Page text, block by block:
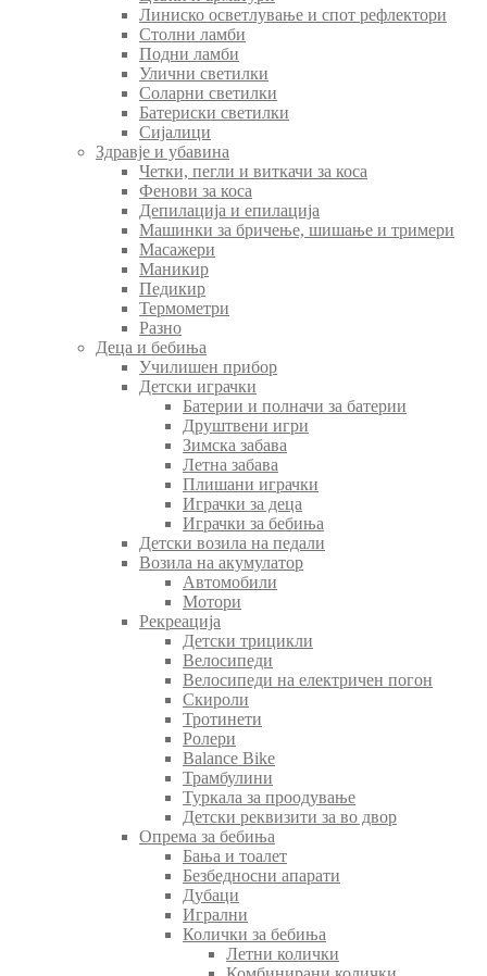
Линиско осветлување и спот рефлектори
Столни ламби
Подни ламби
Улични светилки
Соларни светилки
Батериски светилки
Сијалици
Здравје и убавина
Четки, пегли и виткачи за коса
Фенови за коса
Депилација и епилација
Машинки за бричење, шишање и тримери
Масажери
Маникир
Педикир
Термометри
Разно
Деца и бебиња
Училишен прибор
Детски играчки
Батерии и полначи за батерии
Друштвени игри
Зимска забава
Летна забава
Плишани играчки
Играчки за деца
Играчки за бебиња
Детски возила на педали
Возила на акумулатор
Автомобили
Мотори
Рекреација
Детски трицикли
Велосипеди
Велосипеди на електричен погон
Скироли
Тротинети
Ролери
Balance Bike
Трамбулини
Туркала за проодување
Детски реквизити за во двор
Опрема за бебиња
Бања и тоалет
Безбедносни апарати
Дубаци
Игрални
Колички за бебиња
Летни колички